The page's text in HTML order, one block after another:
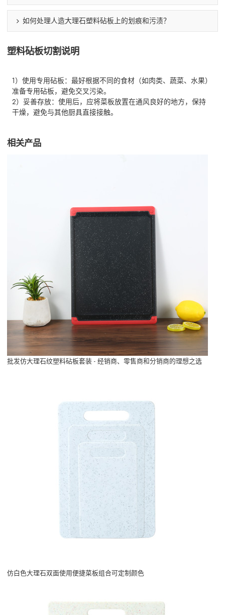
如何处理人造大理石塑料砧板上的划痕和污渍？
塑料砧板切割说明
1）使用专用砧板：最好根据不同的食材（如肉类、蔬菜、水果）
准备专用砧板，避免交叉污染。
2）妥善存放：使用后，应将菜板放置在通风良好的地方，保持
干燥，避免与其他厨具直接接触。
相关产品
批发仿大理石纹塑料砧板套装 - 经销商、零售商和分销商的理想之选
仿白色大理石双面使用便捷菜板组合可定制颜色